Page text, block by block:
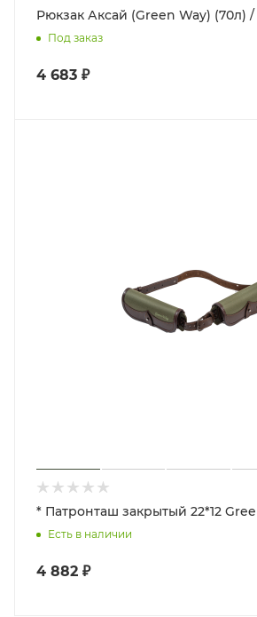
Рюкзак Аксай (Green Way) (70л)
Под заказ
4 683 ₽
* Патронташ закрытый 22*12
Есть в наличии
4 882 ₽